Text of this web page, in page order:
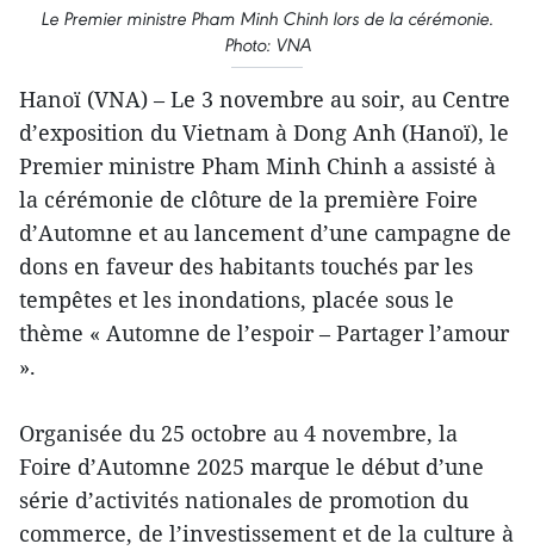
Le Premier ministre Pham Minh Chinh lors de la cérémonie.
Photo: VNA
Hanoï (VNA) – Le 3 novembre au soir, au Centre
d’exposition du Vietnam à Dong Anh (Hanoï), le
Premier ministre Pham Minh Chinh a assisté à
la cérémonie de clôture de la première Foire
d’Automne et au lancement d’une campagne de
dons en faveur des habitants touchés par les
tempêtes et les inondations, placée sous le
thème « Automne de l’espoir – Partager l’amour
».
Organisée du 25 octobre au 4 novembre, la
Foire d’Automne 2025 marque le début d’une
série d’activités nationales de promotion du
commerce, de l’investissement et de la culture à